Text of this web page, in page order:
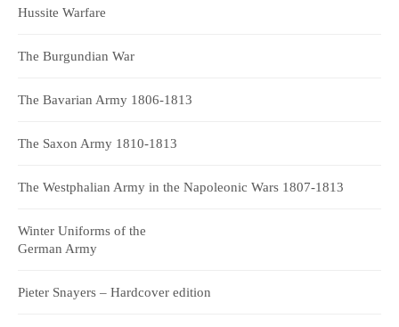
Hussite Warfare
The Burgundian War
The Bavarian Army 1806-1813
The Saxon Army 1810-1813
The Westphalian Army in the Napoleonic Wars 1807-1813
Winter Uniforms of the
German Army
Pieter Snayers – Hardcover edition